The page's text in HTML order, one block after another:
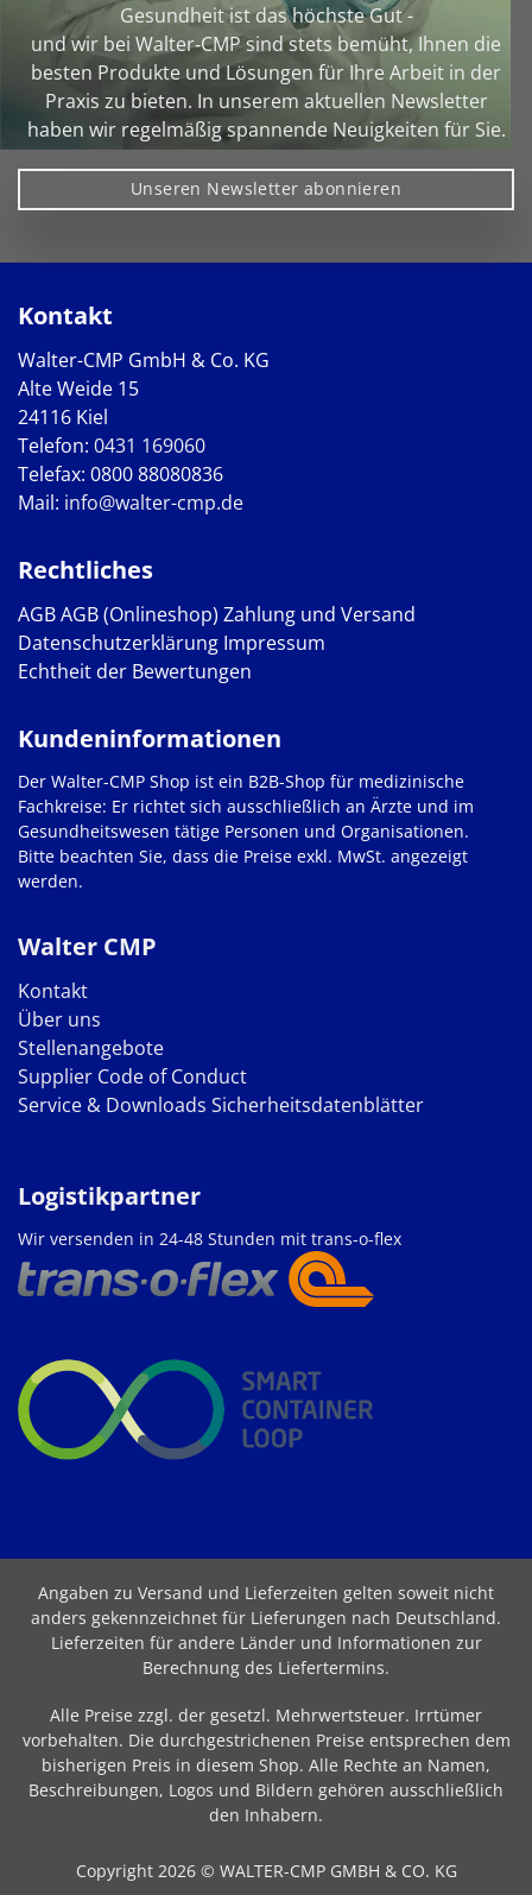
Gesundheit ist das höchste Gut -
und wir bei Walter‑CMP sind stets bemüht, Ihnen die
besten Produkte und Lösungen für Ihre Arbeit in der
Praxis zu bieten. In unserem aktuellen Newsletter
haben wir regelmäßig spannende Neuigkeiten für Sie.
Unseren Newsletter abonnieren
Kontakt
Walter-CMP GmbH & Co. KG
Alte Weide 15
24116 Kiel
Telefon: 0431 169060
Telefax: 0800 88080836
Mail: info@walter-cmp.de
Rechtliches
AGBAGB (Onlineshop) Zahlung und Versand
Datenschutzerklärung Impressum
Echtheit der Bewertungen
Walter CMP
Kontakt
Über uns
Stellenangebote
Supplier Code of Conduct
Service & Downloads Sicherheitsdatenblätter
Kundeninformationen
Der Walter-CMP Shop ist ein B2B-Shop für medizinische
Fachkreise: Er richtet sich ausschließlich an Ärzte und im
Gesundheitswesen tätige Personen und Organisationen.
Bitte beachten Sie, dass die Preise exkl. MwSt. angezeigt
werden.
Logistikpartner
Wir versenden in 24-48 Stunden mit trans-o-flex
Angaben zu Versand und Lieferzeiten gelten soweit nicht
anders gekennzeichnet für Lieferungen nach Deutschland.
Lieferzeiten für andere Länder und Informationen zur
Berechnung des Liefertermins.
Alle Preise zzgl. der gesetzl. Mehrwertsteuer. Irrtümer
vorbehalten. Die durchgestrichenen Preise entsprechen dem
bisherigen Preis in diesem Shop. Alle Rechte an Namen,
Beschreibungen, Logos und Bildern gehören ausschließlich
den Inhabern.
Copyright 2026 © WALTER-CMP GMBH & CO. KG